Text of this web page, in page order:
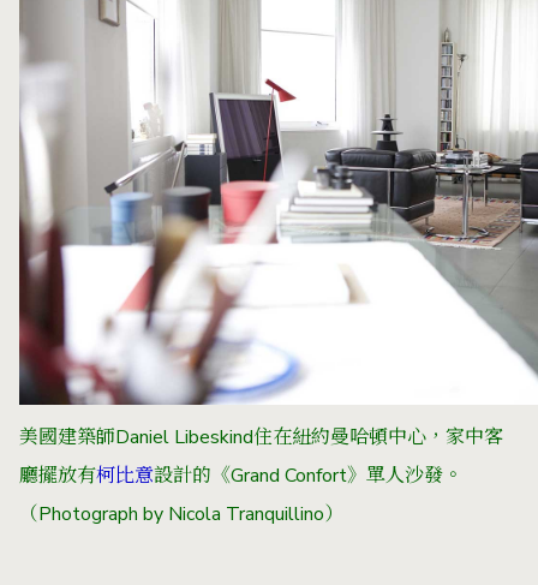
美國建築師Daniel Libeskind住在紐約曼哈頓中心，家中客
廳擺放有柯比意設計的《Grand Confort》單人沙發。
（Photograph by Nicola Tranquillino）